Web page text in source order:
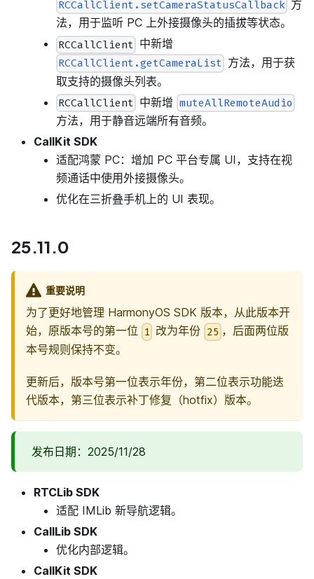
RCCallClient.setCameraStatusCallback 方
法，用于监听 PC 上外接摄像头的插拔等状态。
RCCallClient 中新增
RCCallClient.getCameraList 方法，用于获
取支持的摄像头列表。
RCCallClient 中新增 muteAllRemoteAudio
方法，用于静音远端所有音频。
CallKit SDK
适配鸿蒙 PC：增加 PC 平台专属 UI，支持在视
频通话中使用外接摄像头。
优化在三折叠手机上的 UI 表现。
25.11.0
重要说明
为了更好地管理 HarmonyOS SDK 版本，从此版本开
始，原版本号的第一位 1 改为年份 25 ，后面两位版
本号规则保持不变。
更新后，版本号第一位表示年份，第二位表示功能迭
代版本，第三位表示补丁修复（hotfix）版本。
发布日期：2025/11/28
RTCLib SDK
适配 IMLib 新导航逻辑。
CallLib SDK
优化内部逻辑。
CallKit SDK